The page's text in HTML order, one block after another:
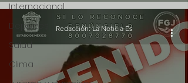
Internacional
Deportes
Salud
Clima
Redacción: La Noticia Es